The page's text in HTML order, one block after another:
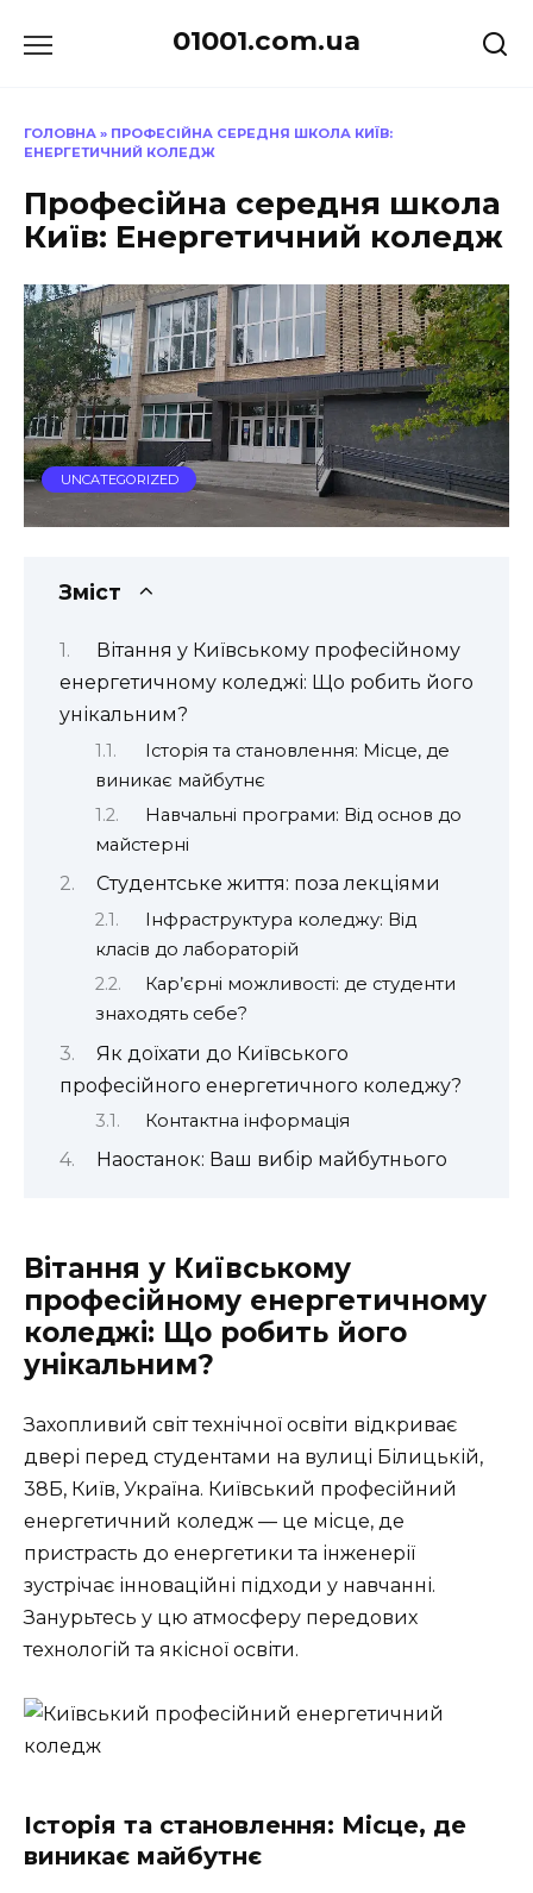
до
01001.com.ua
ГОЛОВНА » ПРОФЕСІЙНА СЕРЕДНЯ ШКОЛА КИЇВ:
ЕНЕРГЕТИЧНИЙ КОЛЕДЖ
Професійна середня школа
Київ: Енергетичний коледж
UNCATEGORIZED
Зміст
Вітання у Київському професійному
енергетичному коледжі: Що робить його
унікальним?
Історія та становлення: Місце, де
виникає майбутнє
Навчальні програми: Від основ до
майстерні
Студентське життя: поза лекціями
Інфраструктура коледжу: Від
класів до лабораторій
Кар’єрні можливості: де студенти
знаходять себе?
Як доїхати до Київського
професійного енергетичного коледжу?
Контактна інформація
Наостанок: Ваш вибір майбутнього
Вітання у Київському
професійному енергетичному
коледжі: Що робить його
унікальним?
Захопливий світ технічної освіти відкриває
двері перед студентами на вулиці Білицькій,
38Б, Київ, Україна. Київський професійний
енергетичний коледж — це місце, де
пристрасть до енергетики та інженерії
зустрічає інноваційні підходи у навчанні.
Занурьтесь у цю атмосферу передових
технологій та якісної освіти.
Історія та становлення: Місце, де
виникає майбутнє